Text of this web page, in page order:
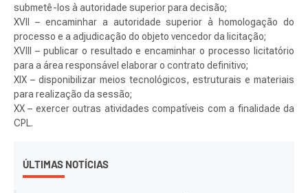
submetê-los à autoridade superior para decisão;
XVII – encaminhar a autoridade superior à homologação do
processo e a adjudicação do objeto vencedor da licitação;
XVIII – publicar o resultado e encaminhar o processo licitatório
para a área responsável elaborar o contrato definitivo;
XIX – disponibilizar meios tecnológicos, estruturais e materiais
para realização da sessão;
XX – exercer outras atividades compatíveis com a finalidade da
CPL.
ÚLTIMAS NOTÍCIAS